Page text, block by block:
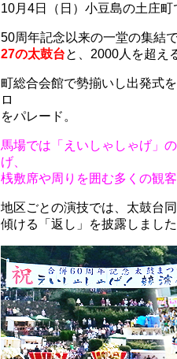
10月4日（日）小豆島の土庄町
50周年記念以来の一堂の集結
27の太鼓台と、2000人を超え
町総合会館で勢揃いし出発式
ロ
をパレード。
馬場では「えいしゃしゃげ」
げ、
桟敷席や周りを囲む多くの観
地区ごとの演技では、太鼓台
傾ける「返し」を披露しました